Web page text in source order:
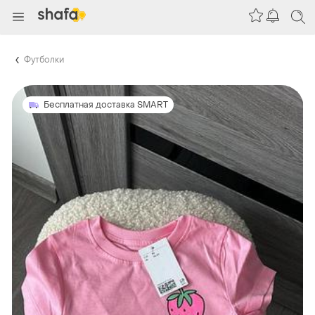
Футболки
Бесплатная доставка SMART